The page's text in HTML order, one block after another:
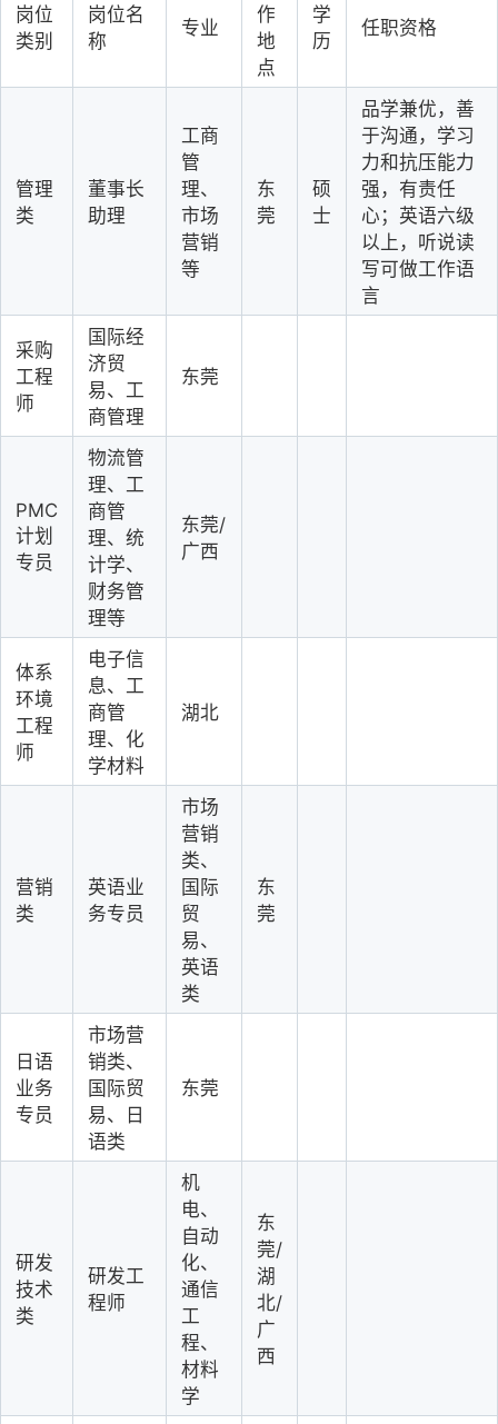
岗位
类别
岗位名
称
专业
作
地
点
学
历
任职资格
管理
类
董事长
助理
工商
管
理、
市场
营销
等
东
莞
硕
士
品学兼优，善
于沟通，学习
力和抗压能力
强，有责任
心；英语六级
以上，听说读
写可做工作语
言
采购
工程
师
国际经
济贸
易、工
商管理
东莞
PMC
计划
专员
物流管
理、工
商管
理、统
计学、
财务管
理等
东莞/
广西
体系
环境
工程
师
电子信
息、工
商管
理、化
学材料
湖北
营销
类
英语业
务专员
市场
营销
类、
国际
贸
易、
英语
类
东
莞
日语
业务
专员
市场营
销类、
国际贸
易、日
语类
东莞
研发
技术
类
研发工
程师
机
电、
自动
化、
通信
工
程、
材料
学
东
莞/
湖
北/
广
西